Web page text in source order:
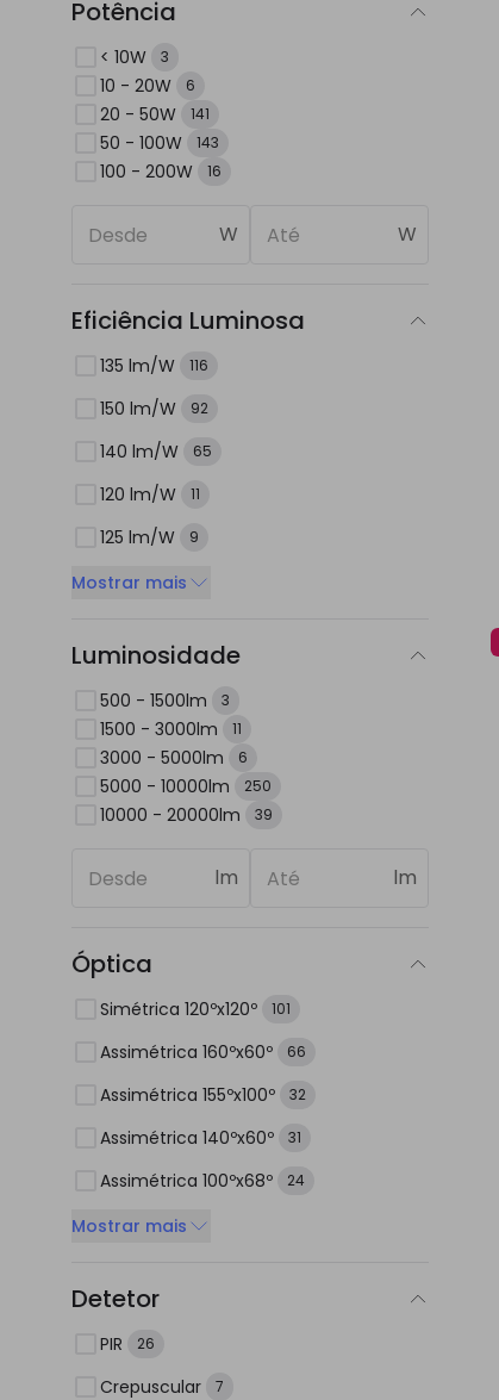
Potência
< 10W 3
10 - 20W 6
20 - 50W 141
50 - 100W 143
100 - 200W 16
W W
Eficiência Luminosa
135 lm/W 116
150 lm/W 92
140 lm/W 65
120 lm/W 11
125 lm/W 9
Mostrar mais
Luminosidade
500 - 1500lm 3
1500 - 3000lm 11
3000 - 5000lm 6
5000 - 10000lm 250
10000 - 20000lm 39
lm lm
Óptica
Simétrica 120ºx120º 101
Assimétrica 160ºx60º 66
Assimétrica 155ºx100º 32
Assimétrica 140ºx60º 31
Assimétrica 100ºx68º 24
Mostrar mais
Detetor
PIR 26
Crepuscular 7